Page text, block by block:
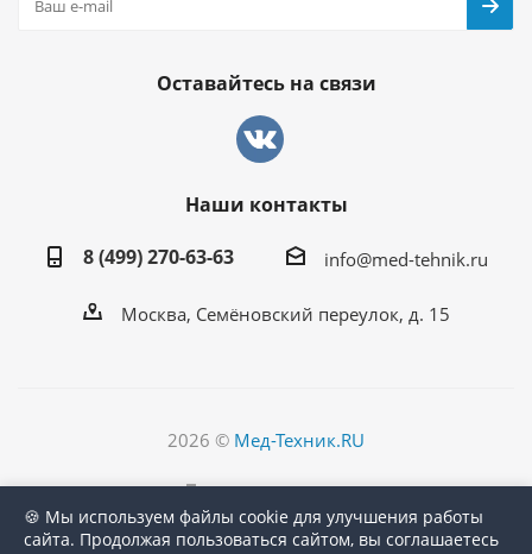
Оставайтесь на связи
Наши контакты
8 (499) 270-63-63
info@med-tehnik.ru
Москва, Семёновский переулок, д. 15
2026 © Мед-Техник.RU
🍪 Мы используем файлы cookie для улучшения работы
сайта. Продолжая пользоваться сайтом, вы соглашаетесь